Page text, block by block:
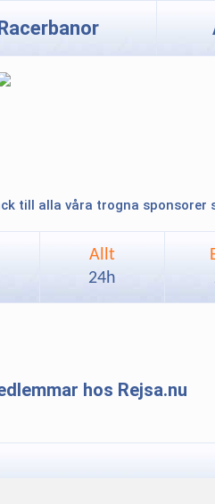
till alla våra trogna sponsorer
Allt
24h
hos Rejsa.nu